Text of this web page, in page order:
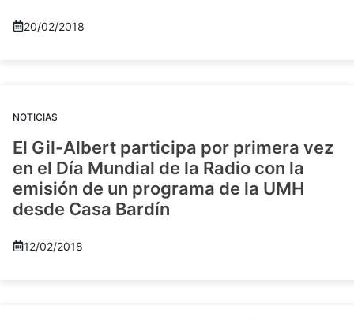
20/02/2018
NOTICIAS
El Gil-Albert participa por primera vez
en el Día Mundial de la Radio con la
emisión de un programa de la UMH
desde Casa Bardín
12/02/2018